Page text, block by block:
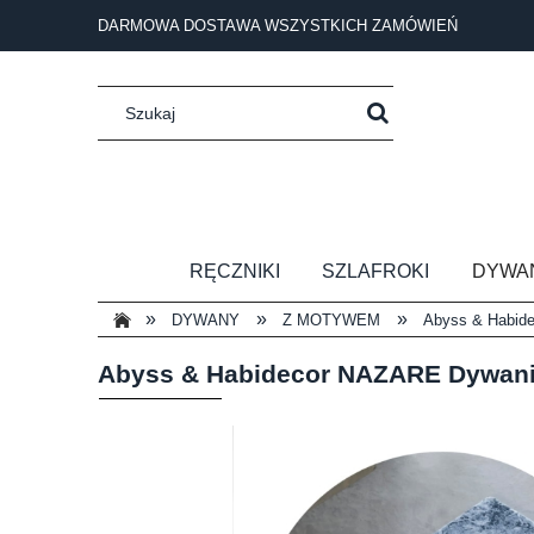
DARMOWA DOSTAWA WSZYSTKICH ZAMÓWIEŃ
RĘCZNIKI SZLAFROKI
» DYWANY » Z MOTYWEM » Abyss &
Abyss & Habidecor NAZARE